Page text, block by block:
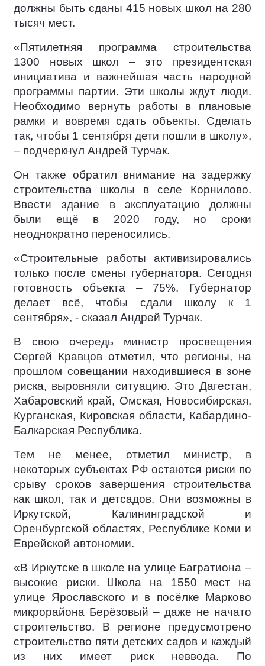
должны быть сданы 415 новых школ на 280
тысяч мест.
«Пятилетняя программа строительства
1300 новых школ – это президентская
инициатива и важнейшая часть народной
программы партии. Эти школы ждут люди.
Необходимо вернуть работы в плановые
рамки и вовремя сдать объекты. Сделать
так, чтобы 1 сентября дети пошли в школу»,
– подчеркнул Андрей Турчак.
Он также обратил внимание на задержку
строительства школы в селе Корнилово.
Ввести здание в эксплуатацию должны
были ещё в 2020 году, но сроки
неоднократно переносились.
«Строительные работы активизировались
только после смены губернатора. Сегодня
готовность объекта – 75%. Губернатор
делает всё, чтобы сдали школу к 1
сентября», - сказал Андрей Турчак.
В свою очередь министр просвещения
Сергей Кравцов отметил, что регионы, на
прошлом совещании находившиеся в зоне
риска, выровняли ситуацию. Это Дагестан,
Хабаровский край, Омская, Новосибирская,
Курганская, Кировская области, Кабардино-
Балкарская Республика.
Тем не менее, отметил министр, в
некоторых субъектах РФ остаются риски по
срыву сроков завершения строительства
как школ, так и детсадов. Они возможны в
Иркутской, Калининградской и
Оренбургской областях, Республике Коми и
Еврейской автономии.
«В Иркутске в школе на улице Багратиона –
высокие риски. Школа на 1550 мест на
улице Ярославского и в посёлке Марково
микрорайона Берёзовый – даже не начато
строительство. В регионе предусмотрено
строительство пяти детских садов и каждый
из них имеет риск неввода. По